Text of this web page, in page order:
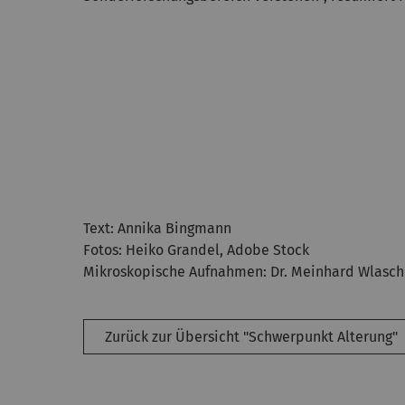
Text: Annika Bingmann
Fotos: Heiko Grandel, Adobe Stock
Mikroskopische Aufnahmen: Dr. Meinhard
Zurück zur Übersicht "Schwerpunkt Alterung"